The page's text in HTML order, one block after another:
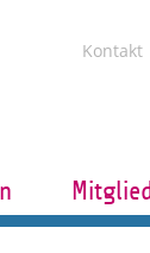
Kontakt